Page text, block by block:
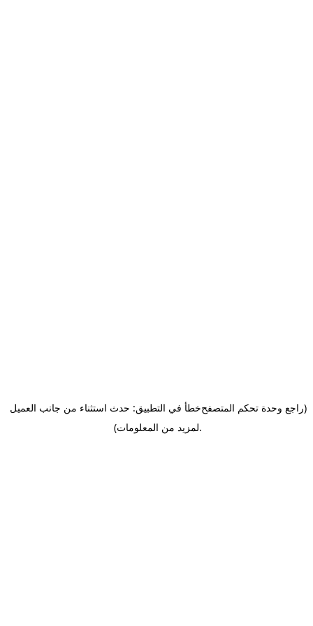
خطأ في التطبيق: حدث استثناء من جانب العميل(راجع وحدة تحكم المتصفح
لمزيد من المعلومات).